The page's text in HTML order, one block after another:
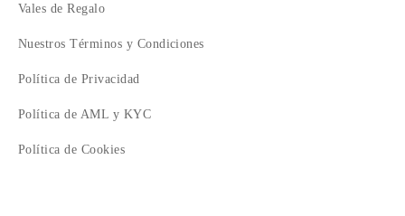
Vales de Regalo
Nuestros Términos y Condiciones
Política de Privacidad
Política de AML y KYC
Política de Cookies